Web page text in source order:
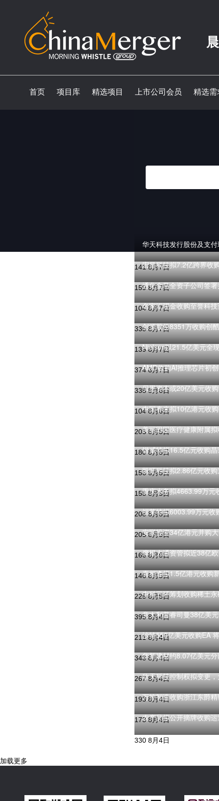
首页 项目库 精选项目 上市公司会员 精选需
华天科技发行股份及支
141 8月7日
宏昌科技拟7.2亿跨界收
159 8月7日
通化金马全资子公司签
104 8月7日
名家汇现金收购至誉科
335 8月7日
创源股份8351万收购创
139 8月7日
Nielsen以21.5亿美元全
374 8月7日
AMD收购AI推理芯片初
338 8月6日
贝恩资本或20亿美元收
104 8月6日
中国春来拟10亿港元收
203 8月5日
美丽田园医疗健康附属
180 8月5日
锴威特拟16.5亿元收购
156 8月5日
凯旺科技拟2.86亿元收
158 8月5日
重庆水务拟4663.99万元
208 8月5日
福莱特拟6003.99万元收
205 8月5日
安联投资34亿港元并购
166 8月5日
摩根大通资管拟近38亿
146 8月5日
喜相逢拟1.5亿港元收购
225 8月5日
中科三环筹划收购稀土
395 8月4日
意大利普睿司曼38亿美
211 8月4日
沙特550亿美元收购EA
343 8月4日
华新建材约8.07亿美元
267 8月4日
欣天科技控制权拟变更
193 8月4日
万控智造收购浙江东爵
173 8月4日
农产品拟公开摘牌收购
330 8月4日
加载更多